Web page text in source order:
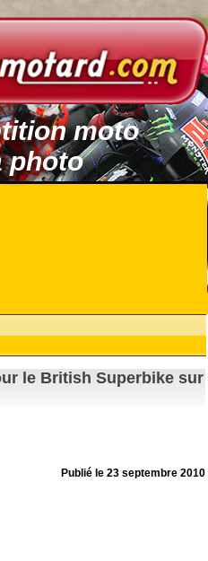
moto
photo
le British Superbike sur
Publié le23 septembre 2010